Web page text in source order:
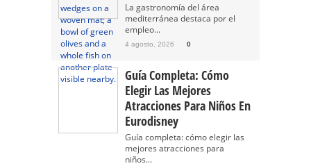
La gastronomía del área
mediterránea destaca por el
empleo...
4 agosto, 2026 0
Guía Completa: Cómo
Elegir Las Mejores
Atracciones Para Niños En
Eurodisney
Guía completa: cómo elegir las
mejores atracciones para
niños...